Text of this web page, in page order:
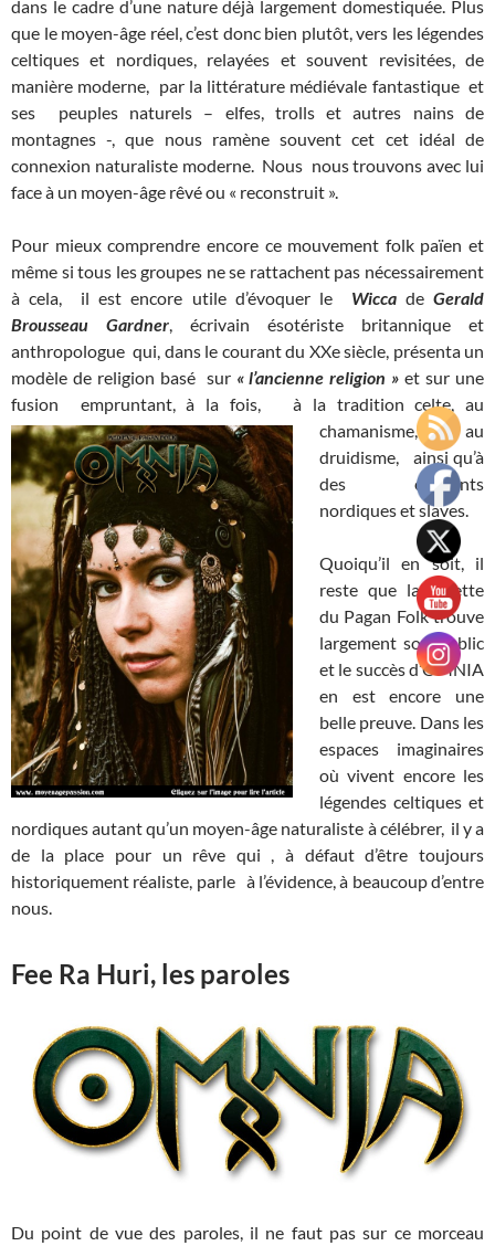
dans le cadre d’une nature déjà largement domestiquée. Plus
que le moyen-âge réel, c’est donc bien plutôt, vers les légendes
celtiques et nordiques, relayées et souvent revisitées, de
manière moderne, par la littérature médiévale fantastique et
ses peuples naturels – elfes, trolls et autres nains de
montagnes -, que nous ramène souvent cet cet idéal de
connexion naturaliste moderne. Nous nous trouvons avec lui
face à un moyen-âge rêvé ou « reconstruit ».
Pour mieux comprendre encore ce mouvement folk païen et
même si tous les groupes ne se rattachent pas nécessairement
à cela, il est encore utile d’évoquer le Wiccade Gerald
Brousseau Gardner , écrivain ésotériste britannique et
anthropologue qui, dans le courant du XXe siècle, présenta un
modèle de religion basé sur « l’ancienne religion » et sur une
fusion empruntant, à la fois, à la tradition celte, au
chamanisme, au
druidisme, ainsi qu’à
des éléments
nordiques et slaves.
Quoiqu’il en soit, il
reste que la recette
du Pagan Folk trouve
largement son public
et le succès d’OMNIA
en est encore une
belle preuve. Dans les
espaces imaginaires
où vivent encore les
légendes celtiques et
nordiques autant qu’un moyen-âge naturaliste à célébrer, il y a
de la place pour un rêve qui , à défaut d’être toujours
historiquement réaliste, parle à l’évidence, à beaucoup d’entre
nous.
Fee Ra Huri, les paroles
Du point de vue des paroles, il ne faut pas sur ce morceau